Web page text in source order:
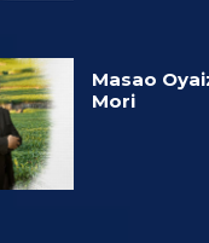
Masao
Mori